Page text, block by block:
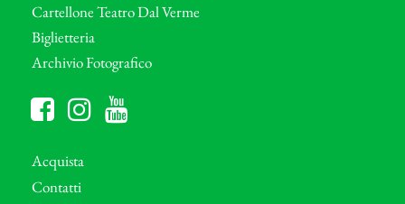
Cartellone Teatro Dal Verme
Biglietteria
Archivio Fotografico
Acquista
Contatti